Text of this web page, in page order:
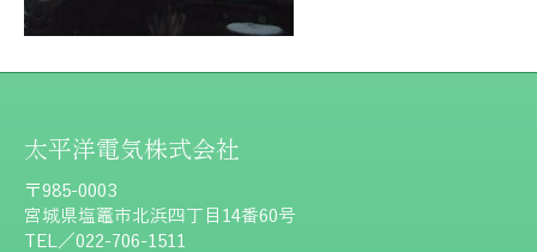
太平洋電気株式会社
〒985-0003
宮城県塩竈市北浜四丁目14番60号
TEL／022-706-1511